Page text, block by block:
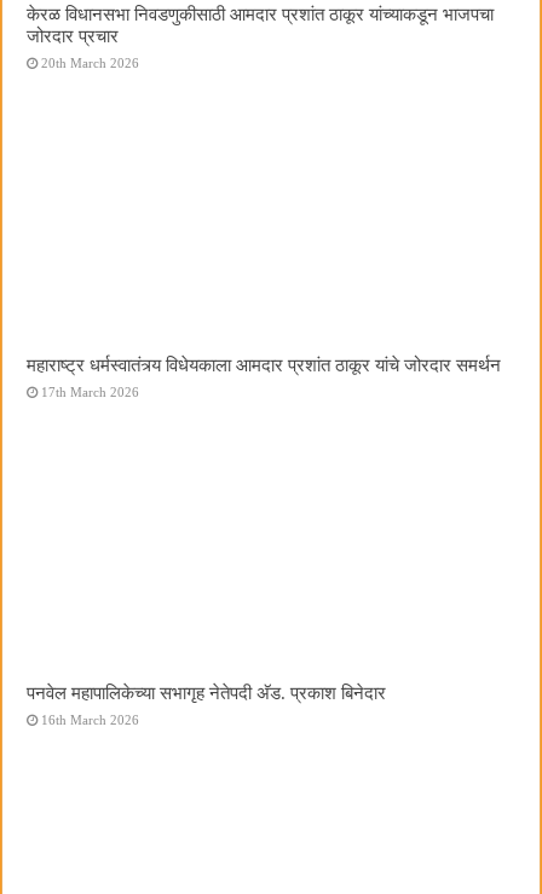
केरळ विधानसभा निवडणुकीसाठी आमदार प्रशांत ठाकूर यांच्याकडून भाजपचा
जोरदार प्रचार
20th March 2026
महाराष्ट्र धर्मस्वातंत्र्य विधेयकाला आमदार प्रशांत ठाकूर यांचे जोरदार समर्थन
17th March 2026
पनवेल महापालिकेच्या सभागृह नेतेपदी अ‍ॅड. प्रकाश बिनेदार
16th March 2026